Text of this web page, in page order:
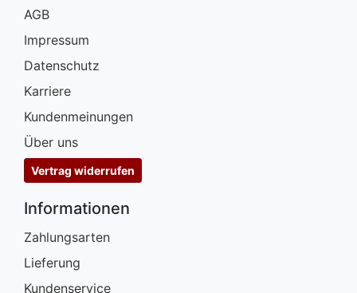
AGB
Impressum
Datenschutz
Karriere
Kundenmeinungen
Über uns
Vertrag widerrufen
Informationen
Zahlungsarten
Lieferung
Kundenservice